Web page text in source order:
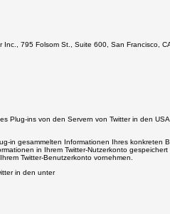
795 Folsom St., Suite 600, San Francisco,
ins von den Servern von Twitter in den
gesammelten Informationen Ihres konkreten
in Ihrem Twitter-Nutzerkonto
Twitter-Benutzerkonto vornehmen.
in den unter